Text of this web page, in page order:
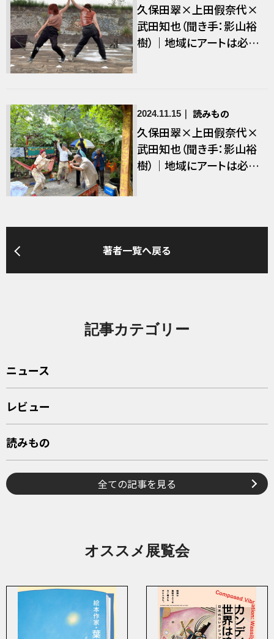
久保田翠×上田假奈代×
武田知也（聞き手：影山裕
樹）｜地域にアートは必要
2024.11.15 読みもの
久保田翠×上田假奈代×
武田知也（聞き手：影山裕
樹）｜地域にアートは必要
著者一覧へ戻る
記事カテゴリー
ニュース
レビュー
読みもの
全ての記事を見る
オススメ展覧会